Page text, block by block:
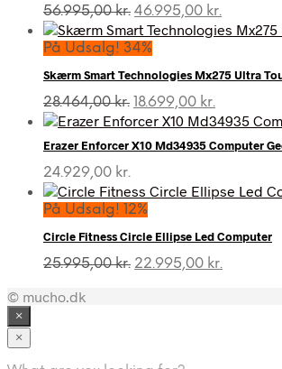
56.995,00kr. Den
oprindelige
pris
56.995,00 kr..
46.995,00 kr.
aktuelle
På Udsalg! 34%
Skærm Smart Technologies Mx275 Ultra
28.464,00kr. Den
oprindelige
var:
18.699,00 kr.
aktuelle
er:
Erazer Enforcer X10 Md34935 Computer
24.929,00 kr.
På Udsalg! 12%
Circle Fitness Circle Ellipse Led Computer
25.995,00kr. Den
22.995,00 kr.
© mucho.dk
×
×